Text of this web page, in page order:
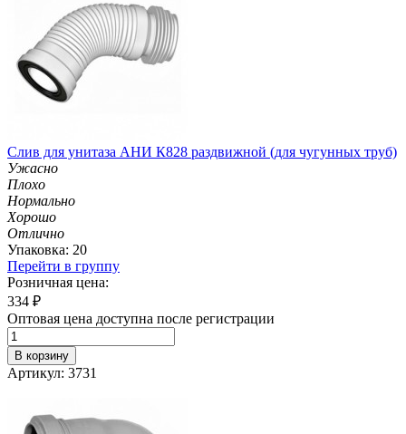
Слив для унитаза АНИ К828 раздвижной (для чугунных труб)
Ужасно
Плохо
Нормально
Хорошо
Отлично
Упаковка: 20
Перейти в группу
Розничная цена:
334 ₽
Оптовая цена доступна после регистрации
В корзину
Артикул: 3731